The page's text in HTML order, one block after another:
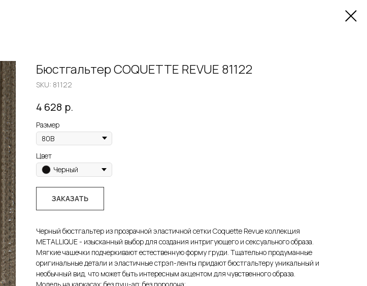
Бюстгальтер COQUETTE REVUE 81122
SKU: 81122
4 628 р.
Размер
Цвет
Черный
ЗАКАЗАТЬ
Черный бюстгальтер из прозрачной эластичной сетки Coquette Revue коллекция
METALLIQUE - изысканный выбор для создания интригующего и сексуального образа.
Мягкие чашечки подчеркивают естественную форму груди. Тщательно продуманные
оригинальные детали и эластичные стрэп-ленты придают бюстгальтеру уникальный и
необычный вид, что может быть интересным акцентом для чувственного образа.